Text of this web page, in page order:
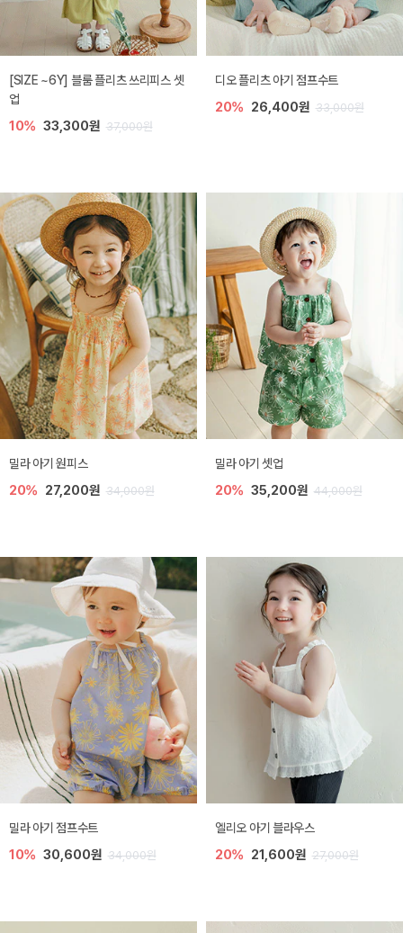
[SIZE ~6Y] 블룸 플리츠 쓰리피스 셋
업
10% 33,300원 37,000원
디오 플리츠 아기 점프수트
20% 26,400원 33,000원
밀라 아기 원피스
20% 27,200원 34,000원
밀라 아기 셋업
20% 35,200원 44,000원
밀라 아기 점프수트
10% 30,600원 34,000원
엘리오 아기 블라우스
20% 21,600원 27,000원